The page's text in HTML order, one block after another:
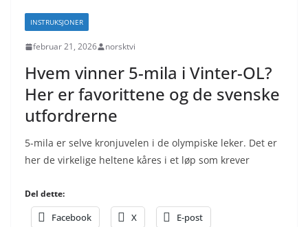
INSTRUKSJONER
februar 21, 2026 norsktvi
Hvem vinner 5-mila i Vinter-OL?
Her er favorittene og de svenske
utfordrerne
5-mila er selve kronjuvelen i de olympiske leker. Det er
her de virkelige heltene kåres i et løp som krever
Del dette:
Facebook X E-post